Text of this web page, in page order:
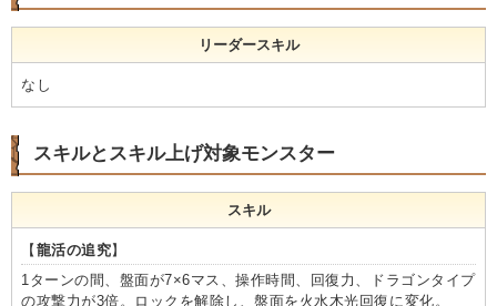
リーダースキル
なし
スキルとスキル上げ対象モンスター
スキル
【龍活の追究】
1ターンの間、盤面が7×6マス、操作時間、回復力、ドラゴンタイプ
の攻撃力が3倍。ロックを解除し、盤面を火水木光回復に変化。